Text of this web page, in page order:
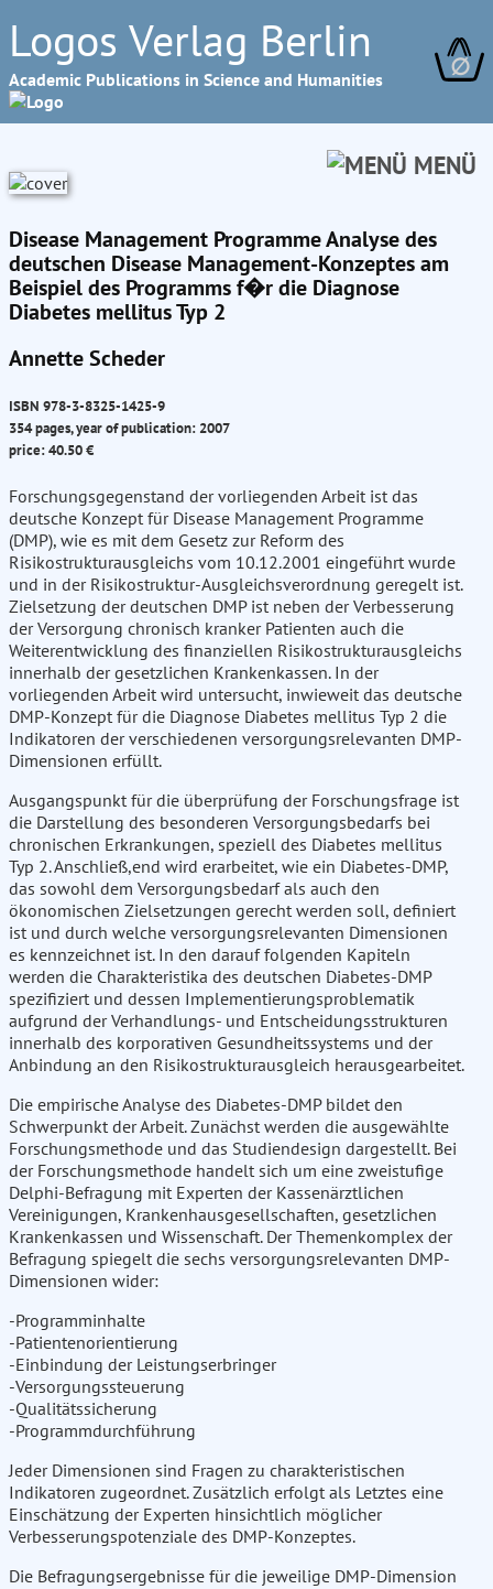
Logos Verlag Berlin
Academic Publications in Science and Humanities ∅
MENÜ
Disease Management Programme Analyse des
deutschen Disease Management-Konzeptes am
Beispiel des Programms f�r die Diagnose
Diabetes mellitus Typ 2
Annette Scheder
ISBN 978-3-8325-1425-9
354 pages, year of publication: 2007
price: 40.50 €
Forschungsgegenstand der vorliegenden Arbeit ist das
deutsche Konzept für Disease Management Programme
(DMP), wie es mit dem Gesetz zur Reform des
Risikostrukturausgleichs vom 10.12.2001 eingeführt wurde
und in der Risikostruktur-Ausgleichsverordnung geregelt ist.
Zielsetzung der deutschen DMP ist neben der Verbesserung
der Versorgung chronisch kranker Patienten auch die
Weiterentwicklung des finanziellen Risikostrukturausgleichs
innerhalb der gesetzlichen Krankenkassen. In der
vorliegenden Arbeit wird untersucht, inwieweit das deutsche
DMP-Konzept für die Diagnose Diabetes mellitus Typ 2 die
Indikatoren der verschiedenen versorgungsrelevanten DMP-
Dimensionen erfüllt.
Ausgangspunkt für die überprüfung der Forschungsfrage ist
die Darstellung des besonderen Versorgungsbedarfs bei
chronischen Erkrankungen, speziell des Diabetes mellitus
Typ 2. Anschließ,end wird erarbeitet, wie ein Diabetes-DMP,
das sowohl dem Versorgungsbedarf als auch den
ökonomischen Zielsetzungen gerecht werden soll, definiert
ist und durch welche versorgungsrelevanten Dimensionen
es kennzeichnet ist. In den darauf folgenden Kapiteln
werden die Charakteristika des deutschen Diabetes-DMP
spezifiziert und dessen Implementierungsproblematik
aufgrund der Verhandlungs- und Entscheidungsstrukturen
innerhalb des korporativen Gesundheitssystems und der
Anbindung an den Risikostrukturausgleich herausgearbeitet.
Die empirische Analyse des Diabetes-DMP bildet den
Schwerpunkt der Arbeit. Zunächst werden die ausgewählte
Forschungsmethode und das Studiendesign dargestellt. Bei
der Forschungsmethode handelt sich um eine zweistufige
Delphi-Befragung mit Experten der Kassenärztlichen
Vereinigungen, Krankenhausgesellschaften, gesetzlichen
Krankenkassen und Wissenschaft. Der Themenkomplex der
Befragung spiegelt die sechs versorgungsrelevanten DMP-
Dimensionen wider:
-Programminhalte
-Patientenorientierung
-Einbindung der Leistungserbringer
-Versorgungssteuerung
-Qualitätssicherung
-Programmdurchführung
Jeder Dimensionen sind Fragen zu charakteristischen
Indikatoren zugeordnet. Zusätzlich erfolgt als Letztes eine
Einschätzung der Experten hinsichtlich möglicher
Verbesserungspotenziale des DMP-Konzeptes.
Die Befragungsergebnisse für die jeweilige DMP-Dimension